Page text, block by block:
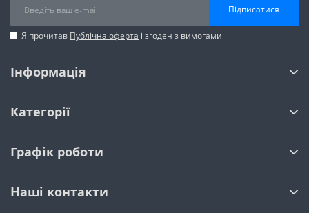
Підписатися
Я прочитав Публічна оферта і згоден з вимогами
Інформація
Категорії
Графік роботи
Наші контакти